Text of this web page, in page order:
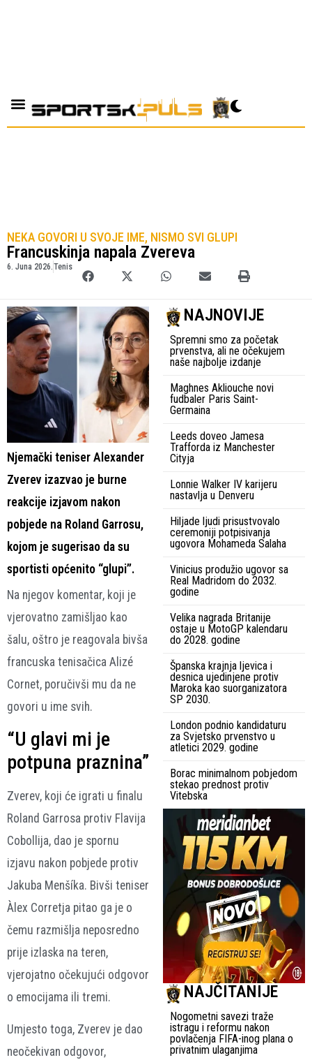
NEKA GOVORI U SVOJE IME, NISMO SVI GLUPI
Francuskinja napala Zvereva
6. Juna 2026. Tenis
Njemački teniser Alexander
Zverev izazvao je burne
reakcije izjavom nakon
pobjede na Roland Garrosu,
kojom je sugerisao da su
sportisti općenito “glupi”.
Na njegov komentar, koji je
vjerovatno zamišljao kao
šalu, oštro je reagovala bivša
francuska tenisačica Alizé
Cornet, poručivši mu da ne
govori u ime svih.
“U glavi mi je
potpuna praznina”
Zverev, koji će igrati u finalu
Roland Garrosa protiv Flavija
Cobollija, dao je spornu
izjavu nakon pobjede protiv
Jakuba Menšíka. Bivši teniser
Àlex Corretja pitao ga je o
čemu razmišlja neposredno
prije izlaska na teren,
vjerojatno očekujući odgovor
o emocijama ili tremi.
Umjesto toga, Zverev je dao
neočekivan odgovor,
NAJNOVIJE
Spremni smo za početak
prvenstva, ali ne očekujem
naše najbolje izdanje
Maghnes Akliouche novi
fudbaler Paris Saint-
Germaina
Leeds doveo Jamesa
Trafforda iz Manchester
Cityja
Lonnie Walker IV karijeru
nastavlja u Denveru
Hiljade ljudi prisustvovalo
ceremoniji potpisivanja
ugovora Mohameda Salaha
Vinicius produžio ugovor sa
Real Madridom do 2032.
godine
Velika nagrada Britanije
ostaje u MotoGP kalendaru
do 2028. godine
Španska krajnja ljevica i
desnica ujedinjene protiv
Maroka kao suorganizatora
SP 2030.
London podnio kandidaturu
za Svjetsko prvenstvo u
atletici 2029. godine
Borac minimalnom pobjedom
stekao prednost protiv
Vitebska
NAJČITANIJE
Nogometni savezi traže
istragu i reformu nakon
povlačenja FIFA-inog plana o
privatnim ulaganjima